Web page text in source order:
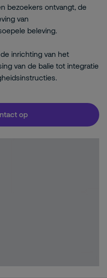
bezoekers ontvangt, de
van
beleving.
inrichting van het
van de balie tot integratie
op